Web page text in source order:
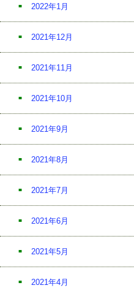
2022年1月
2021年12月
2021年11月
2021年10月
2021年9月
2021年8月
2021年7月
2021年6月
2021年5月
2021年4月